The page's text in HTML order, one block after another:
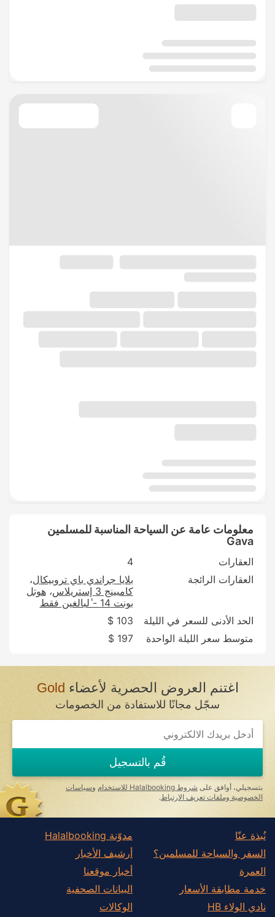
معلومات عامة عن السياحة المناسبة للمسلمين
Gava
العقارات
4
العقارات الرائجة
بلايا جراندي باي تروبيكال
كامبينج 3 إستريلاس
هوتل
بونت 14 - ٔلبالغين فقط
الحد الأدنى للسعر في الليلة
103 $
متوسط سعر الليلة الواحدة
197 $
اغتنم العروض الحصرية لأعضاءGold
سجّل مجانًا للاستفادة من الخصومات
قُم بالتسجيل
بتسجيلي، أوافق على شروط Halalbooking للاستخدام وسياسات
الخصوصية وملفات تعريف الارتباط .
نُبذة عنّا
السفر والسياحة للمسلمين؟
العمرة
خدمة مطابقة الأسعار
نادي الولاء HB
مدوّنة Halalbooking
أرشيف الأخبار
أخبار موقعنا
البيانات الصحفية
الوكالات